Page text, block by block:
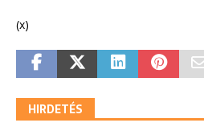
(x)
HIRDETÉS